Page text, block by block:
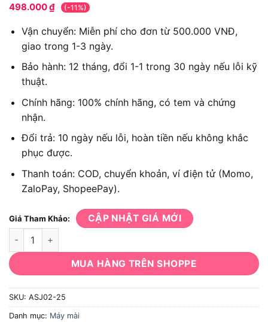
498.000₫ (-11%)
Vận chuyển: Miễn phí cho đơn từ 500.000 VNĐ,
giao trong 1-3 ngày.
Bảo hành: 12 tháng, đổi 1-1 trong 30 ngày nếu lỗi kỹ
thuật.
Chính hãng: 100% chính hãng, có tem và chứng
nhận.
Đổi trả: 10 ngày nếu lỗi, hoàn tiền nếu không khắc
phục được.
Thanh toán: COD, chuyển khoản, ví điện tử (Momo,
ZaloPay, ShopeePay).
Giá Tham Khảo: CẬP NHẬT GIÁ MỚI
Máy mài khuôn DCA ASJ02-25 số lượng
MUA HÀNG TRÊN SHOPPE
SKU: ASJ02-25
Danh mục: Máy mài